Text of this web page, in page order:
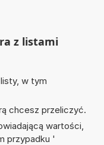
z listami
w tym
chcesz przeliczyć.
wartości,
przypadku '